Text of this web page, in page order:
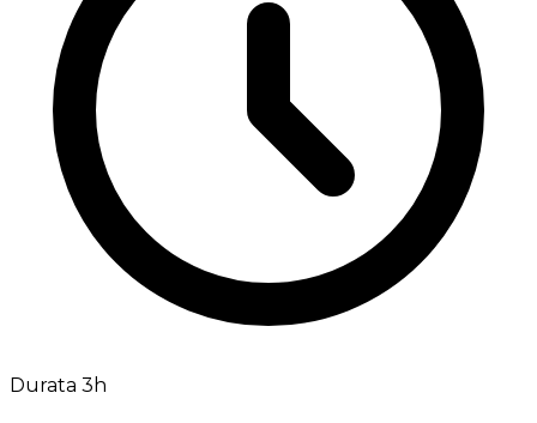
Durata 3h